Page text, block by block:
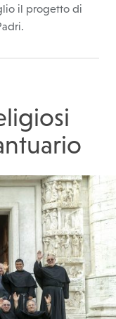
il progetto di